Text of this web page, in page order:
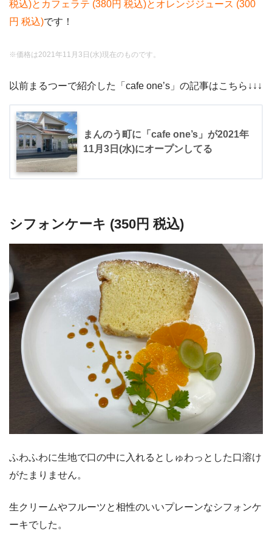
税込)とカフェラテ (380円 税込)とオレンジジュース (300
円 税込)です！
※価格は2021年11月3日(水)現在のものです。
以前まるつーで紹介した「cafe one’s」の記事はこちら↓↓↓
まんのう町に「cafe one’s」が2021年
11月3日(水)にオープンしてる
シフォンケーキ (350円 税込)
ふわふわに生地で口の中に入れるとしゅわっとした口溶け
がたまりません。
生クリームやフルーツと相性のいいプレーンなシフォンケ
ーキでした。